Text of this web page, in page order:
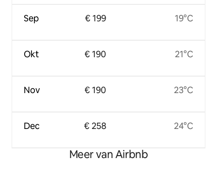
Sep
Okt
Nov
Dec
€ 199
€ 190
€ 190
€ 258
19°C
21°C
23°C
24°C
Meer van Airbnb